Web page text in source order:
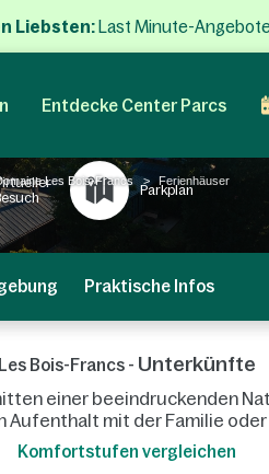
Liebsten: Last Minute-
Entdecke Center Parcs
Les Bois-Francs Ferienhäuser
Parkplan
Praktische Infos
Les Bois-Francs - Unterkünfte
einer beeindruckenden
Aufenthalt mit der Familie oder
Komfortstufen vergleichen